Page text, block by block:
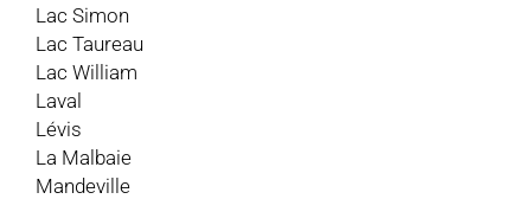
Lac Simon
Lac Taureau
Lac William
Laval
Lévis
La Malbaie
Mandeville